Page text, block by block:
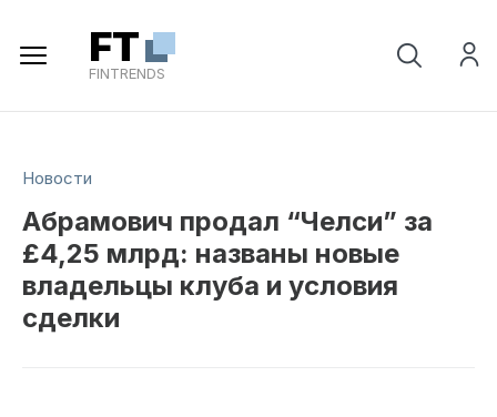
FT
FINTRENDS
Новости
Абрамович продал “Челси” за
£4,25 млрд: названы новые
владельцы клуба и условия
сделки